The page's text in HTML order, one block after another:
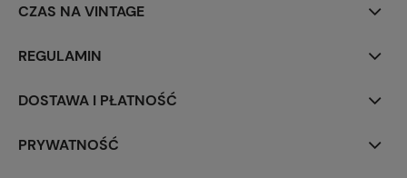
CZAS NA VINTAGE
REGULAMIN
DOSTAWA I PŁATNOŚĆ
PRYWATNOŚĆ